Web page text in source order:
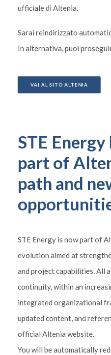
ufficiale di Altenia.
Sarai reindirizzato
In alternativa, puoi
VAI AL SITO ALTENIA
STE Energy
part of
path and
STE Energy is now part of
evolution aimed at
and project capabilities. All
continuity, within an
integrated organizational
updated content, and
official Altenia website.
You will be automatically